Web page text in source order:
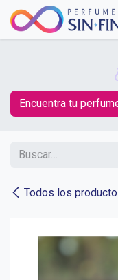
Ir al contenido
Encuentra tu
Todos los